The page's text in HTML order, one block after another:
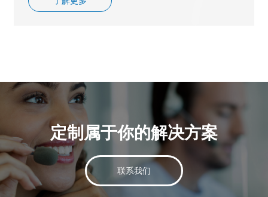
定制属于你的解决方案
联系我们